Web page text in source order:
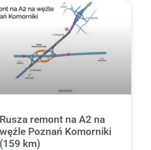
Rusza remont na A2 na
węźle Poznań Komorniki
(159 km)